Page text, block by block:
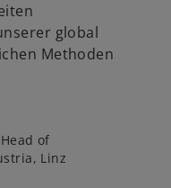
global
Methoden
of
Linz